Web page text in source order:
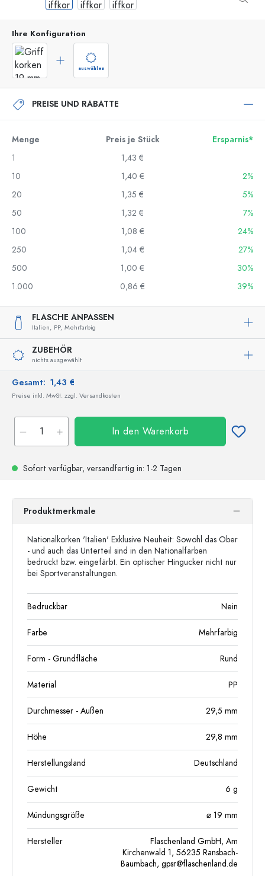
Ihre Konfiguration
auswählen
PREISE UND RABATTE
Menge Preis je Stück
Ersparnis*
1
1,43 €
10
1,40 €
2%
20
1,35 €
5%
50
1,32 €
7%
100
1,08 €
24%
250
1,04 €
27%
500
1,00 €
30%
1.000
0,86 € 39%
FLASCHE ANPASSEN
Italien, PP, Mehrfarbig
ZUBEHÖR
nichts ausgewählt
Gesamt: 1,43 €
Preise inkl. MwSt. zzgl. Versandkosten
In den Warenkorb
Sofort verfügbar, versandfertig in: 1-2 Tagen
Produktmerkmale
Nationalkorken 'Italien' Exklusive Neuheit: Sowohl das Ober
- und auch das Unterteil sind in den Nationalfarben
bedruckt bzw. eingefärbt. Ein optischer Hingucker nicht nur
bei Sportveranstaltungen.
Bedruckbar Nein
Farbe Mehrfarbig
Form - Grundfläche Rund
Material PP
Durchmesser - Außen 29,5 mm
Höhe 29,8 mm
Herstellungsland Deutschland
Gewicht 6 g
Mündungsgröße ⌀ 19 mm
Hersteller
Flaschenland GmbH, Am
Kirchenwald 1, 56235 Ransbach-
Baumbach, gpsr@flaschenland.de